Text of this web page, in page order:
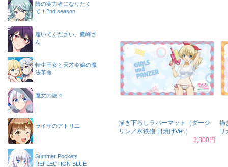
描き下ろしラバーマット（ダージ
リン／水鉄砲 日焼けVer.）
3,300円
描
リ
陰の実力者になりたく
て！2nd season
履いてください、鷹峰さ
ん
転生王女と天才令嬢の魔
法革命
魔女の旅々
ライザのアトリエ
Summer Pockets
REFLECTION BLUE